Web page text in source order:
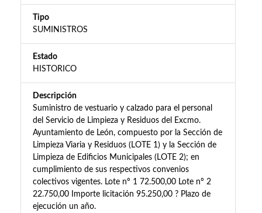
Tipo
SUMINISTROS
Estado
HISTORICO
Descripción
Suministro de vestuario y calzado para el personal
del Servicio de Limpieza y Residuos del Excmo.
Ayuntamiento de León, compuesto por la Sección de
Limpieza Viaria y Residuos (LOTE 1) y la Sección de
Limpieza de Edificios Municipales (LOTE 2); en
cumplimiento de sus respectivos convenios
colectivos vigentes. Lote nº 1 72.500,00 Lote nº 2
22.750,00 Importe licitación 95.250,00 ? Plazo de
ejecución un año.